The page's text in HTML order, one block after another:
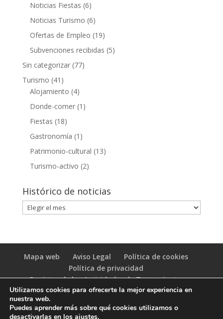
Noticias Fiestas (6)
Noticias Turismo (6)
Ofertas de Empleo (19)
Subvenciones recibidas (5)
Sin categorizar(77)
Turismo (41)
Alojamiento (4)
Donde-comer(1)
Fiestas (18)
Gastronomía (1)
Patrimonio-cultural (13)
Turismo-activo (2)
Histórico de noticias
Histórico
de
Mapa web Aviso Legal
Política de cookies
Política de privacidad
Registro de las Actividades de Tratamiento
(RAT)
Utilizamos cookies para ofrecerte la mejor experiencia en
nuestra web.
Puedes aprender más sobre qué cookies utilizamos o
desactivarlas en los ajustes.